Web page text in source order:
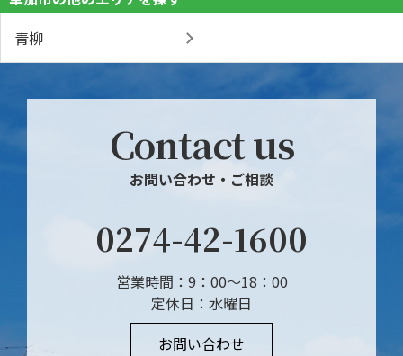
青柳
Contact us
お問い合わせ・ご相談
0274-42-1600
営業時間：9：00～18：00
定休日：水曜日
お問い合わせ